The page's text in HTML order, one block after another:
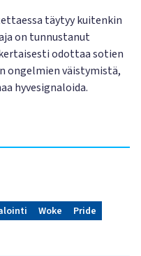
täytyy kuitenkin
on tunnustanut
odottaa sotien
ongelmien väistymistä,
hyvesignaloida.
Woke
Pride